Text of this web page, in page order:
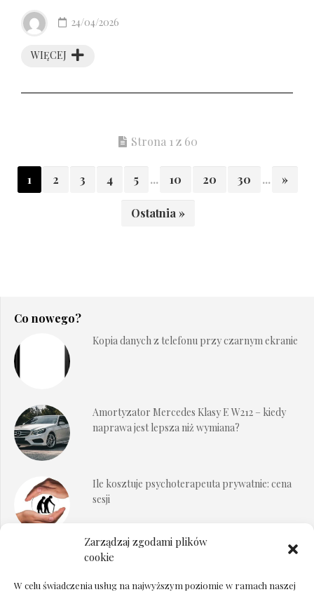
Zarządzaj zgodami plików
cookie
W celu świadczenia usług na najwyższym poziomie w ramach naszej
WIĘCEJ
24/04/2026
Strona 1 z 60
1 2 3 4 5 ... 10 20 30 ... »
Ostatnia »
Co nowego?
Kopia danych z telefonu przy czarnym ekranie
Amortyzator Mercedes Klasy E W212 – kiedy
naprawa jest lepsza niż wymiana?
Ile kosztuje psychoterapeuta prywatnie: cena
sesji
Dokumenty do odbioru przy zmianie biura